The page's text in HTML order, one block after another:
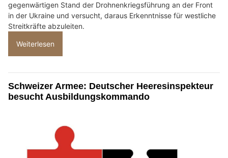
gegenwärtigen Stand der Drohnenkriegsführung an der Front
in der Ukraine und versucht, daraus Erkenntnisse für westliche
Streitkräfte abzuleiten.
Weiterlesen
Schweizer Armee: Deutscher Heeresinspekteur
besucht Ausbildungskommando